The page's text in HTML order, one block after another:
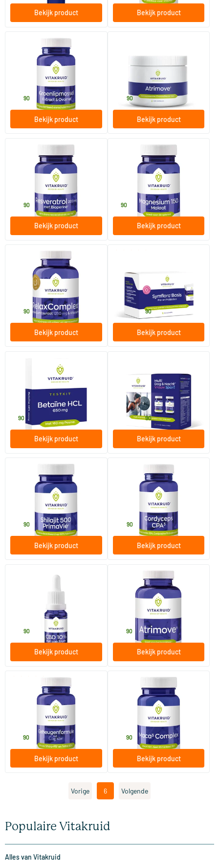
Bekijk product Bekijk product
Groenlipmossel extract &
Ovomet®
90 Plantaardige capsules
Vitakruid
90
Bekijk product
300 capsules
Vitakruid
90
Bekijk product
(1)
Resveratrol 200 mg met
bioperine
60 Plantaardige capsules
Vitakruid
90
Bekijk product
Magnesium 150 Malaat met
vitamine B6 (P-5-P)
30 tabletten
Vitakruid
90
Bekijk product
RelaxComplex 1250 mg
Magnesiumtauraat & D3
180 tabletten
Vitakruid
90
Bekijk product
30 sachets
Vitakruid
vanaf 39.90
Bekijk product
Betaine HCL testkit
10 tabletten
Vitakruid
90
Bekijk product
Multi Dag & Nacht Vrouw Sport
60/​180 tabletten
Vitakruid
vanaf29.90
Bekijk product
Shilajit 500mg PrimaVie 50%
fulvinezuur
60 vegicaps
Vitakruid
90
Bekijk product
Cordyceps CPA3 Mycelium
extract 12:1
60 vegicaps
Vitakruid
90
Bekijk product
90
Bekijk product
Atrimove tabletten
90 tabletten
Vitakruid
90
Bekijk product
(1)
Geheugenformule
60 Plantaardige capsules
Vitakruid
90
Bekijk product
Maca complex
zwart/geel/rood
90 vegicaps
Vitakruid
90
Bekijk product
Vorige 6 Volgende
Populaire Vitakruid
Alles van Vitakruid